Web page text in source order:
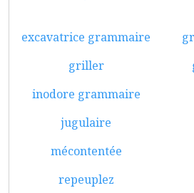
excavatrice grammaire
griller
inodore grammaire
jugulaire
mécontentée
repeuplez